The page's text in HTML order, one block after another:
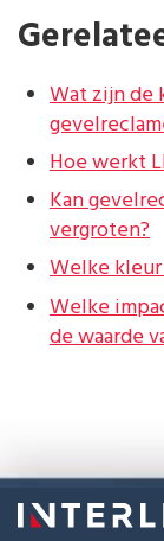
Wat zijn de
Hoe werkt
Kan
vergroten?
Welke
Welke
de waarde